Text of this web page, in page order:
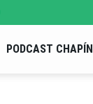
PODCAST CHAPÍN